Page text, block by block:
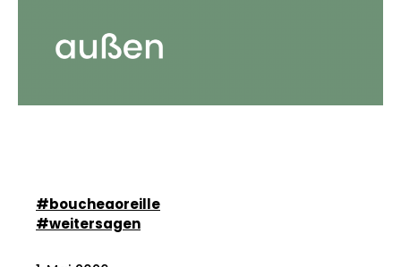
#boucheaoreille
#weitersagen